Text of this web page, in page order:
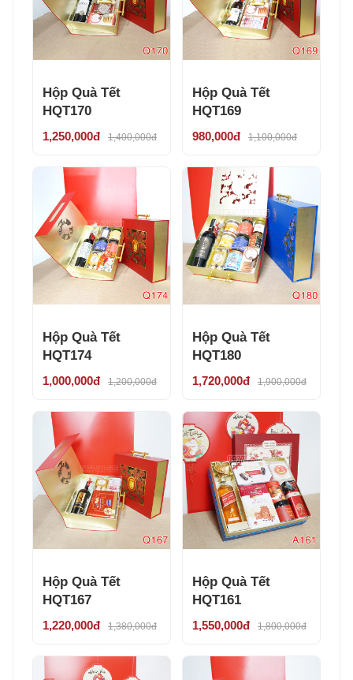
Hộp Quà Tết
HQT170
1,250,000đ 1,400,000đ
Hộp Quà Tết
HQT169
980,000đ 1,100,000đ
Hộp Quà Tết
HQT174
1,000,000đ 1,200,000đ
Hộp Quà Tết
HQT180
1,720,000đ 1,900,000đ
Hộp Quà Tết
HQT167
1,220,000đ 1,380,000đ
Hộp Quà Tết
HQT161
1,550,000đ 1,800,000đ